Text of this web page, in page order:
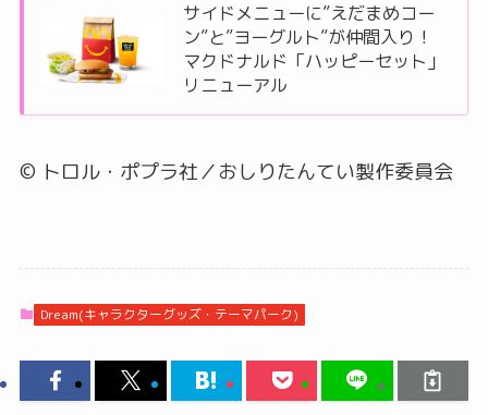
サイドメニューに”えだまめコー
ン”と”ヨーグルト”が仲間入り！
マクドナルド「ハッピーセット」
リニューアル
© トロル・ポプラ社／おしりたんてい製作委員会
Dream(キャラクターグッズ・テーマパーク)